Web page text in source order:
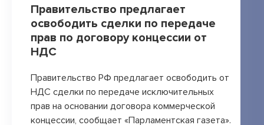
Правительство предлагает
освободить сделки по передаче
прав по договору концессии от
НДС
Правительство РФ предлагает освободить от
НДС сделки по передаче исключительных
прав на основании договора коммерческой
концессии, сообщает «Парламентская газета».